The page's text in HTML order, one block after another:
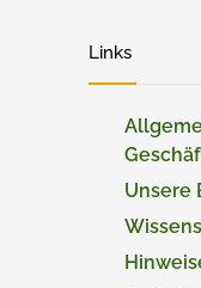
Links
Unsere